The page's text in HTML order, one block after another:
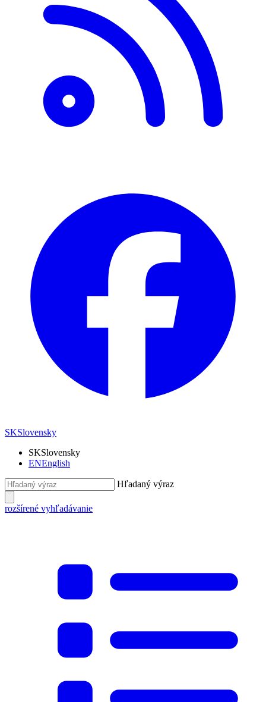
SKSlovensky
SKSlovensky
ENEnglish
Hľadaný výraz
rozšírené vyhľadávanie